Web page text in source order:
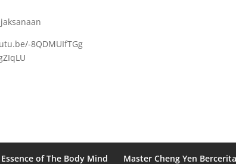
8QDMUIfTGg
Essence of The Body Mind Master Cheng Yen Bercerita